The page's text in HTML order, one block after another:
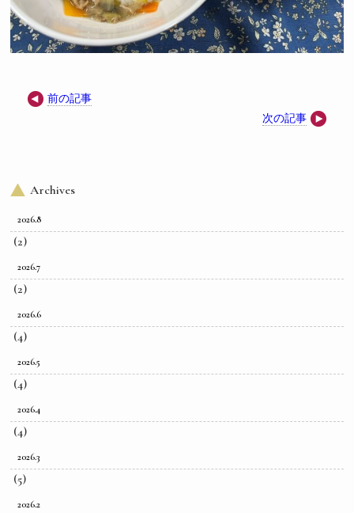
前の記事
次の記事
Archives
2026.8
(2)
2026.7
(2)
2026.6
(4)
2026.5
(4)
2026.4
(4)
2026.3
(5)
2026.2